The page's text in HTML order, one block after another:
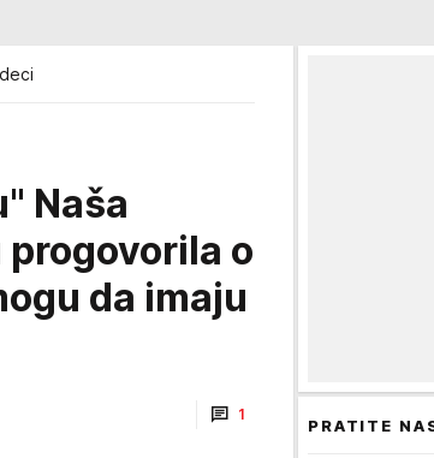
Naša
o
da imaju
1
PRATITE